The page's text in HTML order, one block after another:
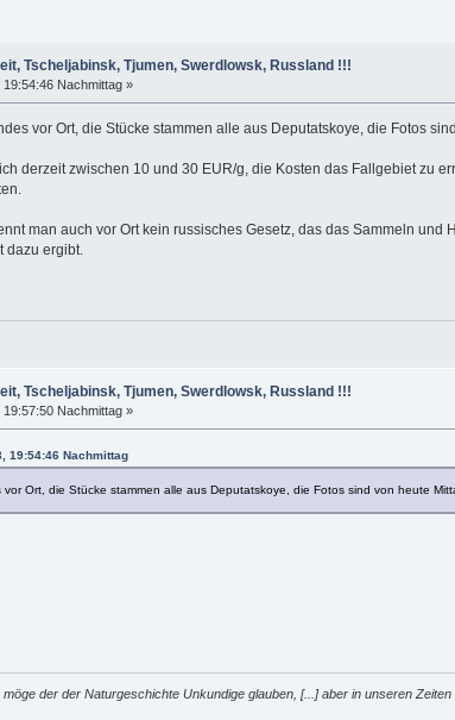
Tscheljabinsk, Tjumen, Swerdlowsk, Russland !!!
Nachmittag »
vor Ort, die Stücke stammen alle aus Deputatskoye, die Fotos
derzeit zwischen 10 und 30 EUR/g, die Kosten das Fallgebiet zu
man auch vor Ort kein russisches Gesetz, das das Sammeln
dazu ergibt.
Tscheljabinsk, Tjumen, Swerdlowsk, Russland !!!
Nachmittag »
19:54:46 Nachmittag
Ort, die Stücke stammen alle aus Deputatskoye, die Fotos sind von heute
der der Naturgeschichte Unkundige glauben, [...] aber in unseren